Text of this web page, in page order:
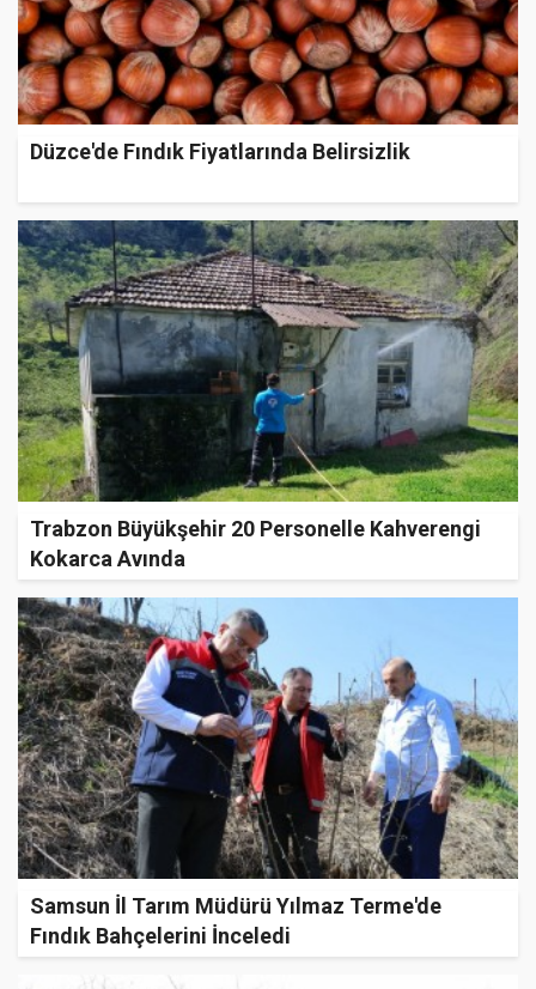
Düzce'de Fındık Fiyatlarında Belirsizlik
Trabzon Büyükşehir 20 Personelle Kahverengi
Kokarca Avında
Samsun İl Tarım Müdürü Yılmaz Terme'de
Fındık Bahçelerini İnceledi